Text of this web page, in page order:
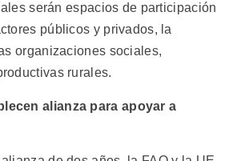
serán espacios de participación
públicos y privados, la
organizaciones sociales,
rurales.
alianza para apoyar a